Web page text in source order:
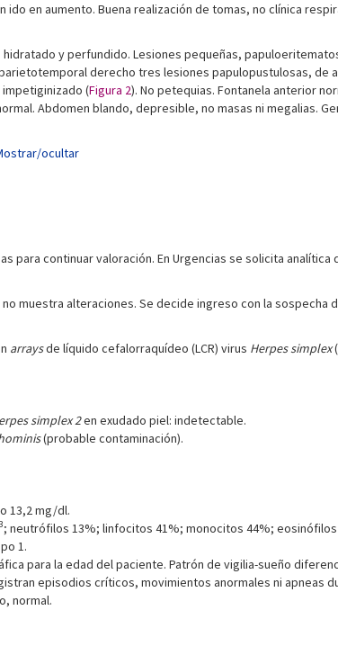
en aumento. Buena realización de tomas, no clínica
y perfundido. Lesiones pequeñas,
derecho tres lesiones papulopustulosas, de
(Figura 2). No petequias. Fontanela anterior
Abdomen blando, depresible, no masas ni megalias.
ocultar
continuar valoración. En Urgencias se solicita
muestra alteraciones. Se decide ingreso con la sospecha
arraysde líquido cefalorraquídeo (LCR) virus Herpes simplex
simplex 2en exudado piel: indetectable.
(probable contaminación).
13,2 mg/dl.
3; neutrófilos 13%; linfocitos 41%; monocitos 44%; eosinófilos
1.
para la edad del paciente. Patrón de vigilia-sueño
episodios críticos, movimientos anormales ni apneas
normal.